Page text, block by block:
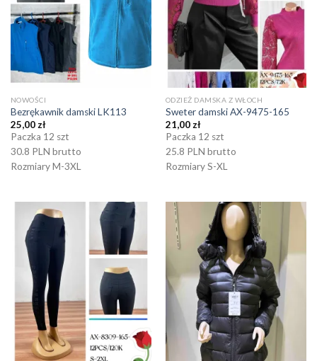
NOWOŚCI
Bezrękawnik damski LK113
25,00zł
Paczka 12 szt
30.8 PLN brutto
Rozmiary M-3XL
ODZIEŻ DAMSKA Z WŁOCH
Sweter damski AX-9475-165
21,00zł
Paczka 12 szt
25.8 PLN brutto
Rozmiary S-XL